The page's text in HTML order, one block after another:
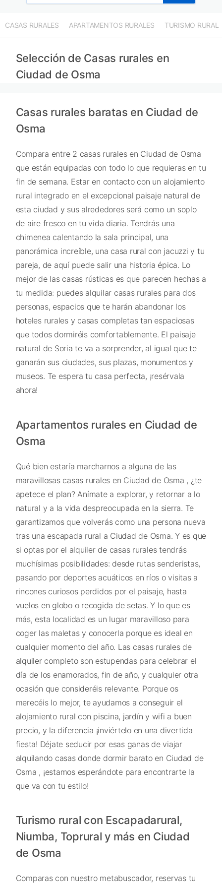
CASAS RURALES APARTAMENTOS RURALES TURISMO RURAL
Selección de Casas rurales en
Ciudad de Osma
Casas rurales baratas en Ciudad de
Osma
Compara entre 2 casas rurales en Ciudad de Osma
que están equipadas con todo lo que requieras en tu
fin de semana. Estar en contacto con un alojamiento
rural integrado en el excepcional paisaje natural de
esta ciudad y sus alrededores será como un soplo
de aire fresco en tu vida diaria. Tendrás una
chimenea calentando la sala principal, una
panorámica increíble, una casa rural con jacuzzi y tu
pareja, de aquí puede salir una historia épica. Lo
mejor de las casas rústicas es que parecen hechas a
tu medida: puedes alquilar casas rurales para dos
personas, espacios que te harán abandonar los
hoteles rurales y casas completas tan espaciosas
que todos dormiréis comfortablemente. El paisaje
natural de Soria te va a sorprender, al igual que te
ganarán sus ciudades, sus plazas, monumentos y
museos. Te espera tu casa perfecta, ¡resérvala
ahora!
Apartamentos rurales en Ciudad de
Osma
Qué bien estaría marcharnos a alguna de las
maravillosas casas rurales en Ciudad de Osma , ¿te
apetece el plan? Anímate a explorar, y retornar a lo
natural y a la vida despreocupada en la sierra. Te
garantizamos que volverás como una persona nueva
tras una escapada rural a Ciudad de Osma. Y es que
si optas por el alquiler de casas rurales tendrás
muchísimas posibilidades: desde rutas senderistas,
pasando por deportes acuáticos en ríos o visitas a
rincones curiosos perdidos por el paisaje, hasta
vuelos en globo o recogida de setas. Y lo que es
más, esta localidad es un lugar maravilloso para
coger las maletas y conocerla porque es ideal en
cualquier momento del año. Las casas rurales de
alquiler completo son estupendas para celebrar el
día de los enamorados, fin de año, y cualquier otra
ocasión que consideréis relevante. Porque os
merecéis lo mejor, te ayudamos a conseguir el
alojamiento rural con piscina, jardín y wifi a buen
precio, y la diferencia ¡inviértelo en una divertida
fiesta! Déjate seducir por esas ganas de viajar
alquilando casas donde dormir barato en Ciudad de
Osma , ¡estamos esperándote para encontrarte la
que va con tu estilo!
Turismo rural con Escapadarural,
Niumba, Toprural y más en Ciudad
de Osma
Comparas con nuestro metabuscador, reservas tu